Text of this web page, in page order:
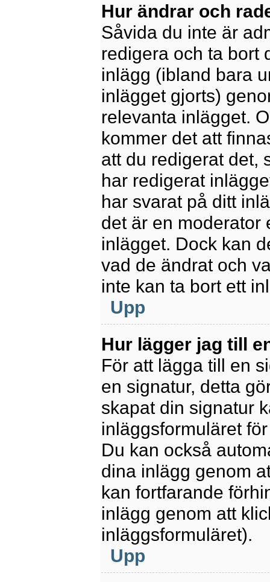
Hur ändrar och
Såvida du inte är
redigera och ta bort
inlägg (ibland bara
inlägget gjorts)
relevanta inlägget.
kommer det att
att du redigerat det,
har redigerat
har svarat på ditt
det är en moderator
inlägget. Dock kan
vad de ändrat och
inte kan ta bort ett
Upp
Hur lägger jag till
För att lägga till en
en signatur, detta
skapat din signatur
inläggsformuläret
Du kan också
dina inlägg genom
kan fortfarande
inlägg genom att
inläggsformuläret).
Upp